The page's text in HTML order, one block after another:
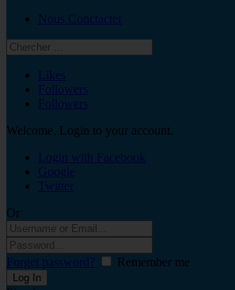
Nous Conctacter
Likes
Followers
Followers
Welcome, Login to your account.
Login with Facebook
Google
Twitter
Or
Forget password? Remember me